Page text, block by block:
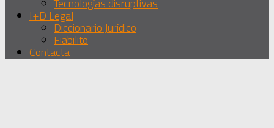
Tecnologías disruptivas
I+D Legal
Diccionario Jurídico
Fiabilito
Contacta